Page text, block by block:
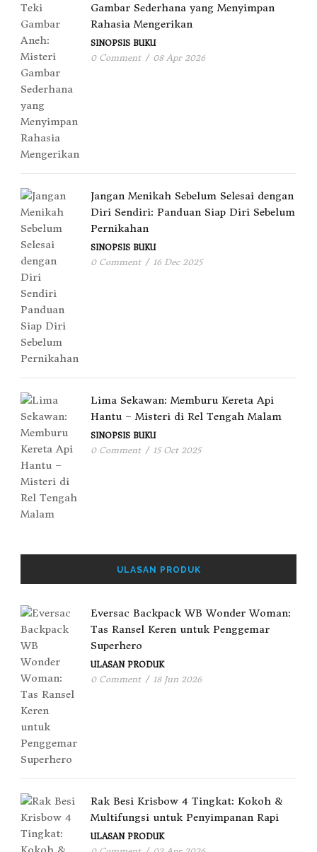
Gambar Sederhana yang Menyimpan
Rahasia Mengerikan
SINOPSIS BUKU
0 Comment / 08 Apr 2026
Jangan Menikah Sebelum Selesai dengan
Diri Sendiri: Panduan Siap Diri Sebelum
Pernikahan
SINOPSIS BUKU
0 Comment / 16 Dec 2025
Lima Sekawan: Memburu Kereta Api
Hantu – Misteri di Rel Tengah Malam
SINOPSIS BUKU
0 Comment / 15 Oct 2025
ULASAN PRODUK
Eversac Backpack WB Wonder Woman:
Tas Ransel Keren untuk Penggemar
Superhero
ULASAN PRODUK
0 Comment / 18 Jun 2026
Rak Besi Krisbow 4 Tingkat: Kokoh &
Multifungsi untuk Penyimpanan Rapi
ULASAN PRODUK